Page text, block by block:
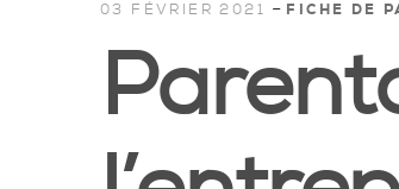
03 FÉVRIER 2021 - FICHE DE